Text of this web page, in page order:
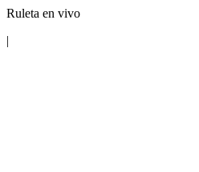
Ruleta en vivo
|